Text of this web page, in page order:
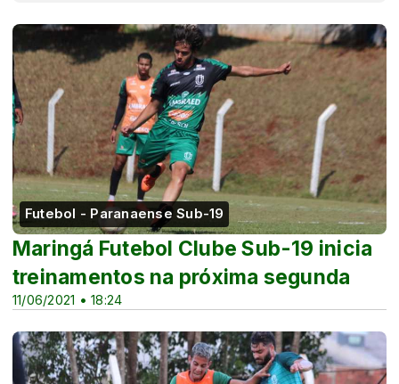
Futebol - Paranaense Sub-19
11/06/2021 • 18:24
Maringá Futebol Clube Sub-19 inicia
treinamentos na próxima segunda